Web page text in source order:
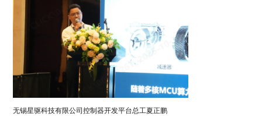
无锡星驱科技有限公司控制器开发平台总工夏正鹏